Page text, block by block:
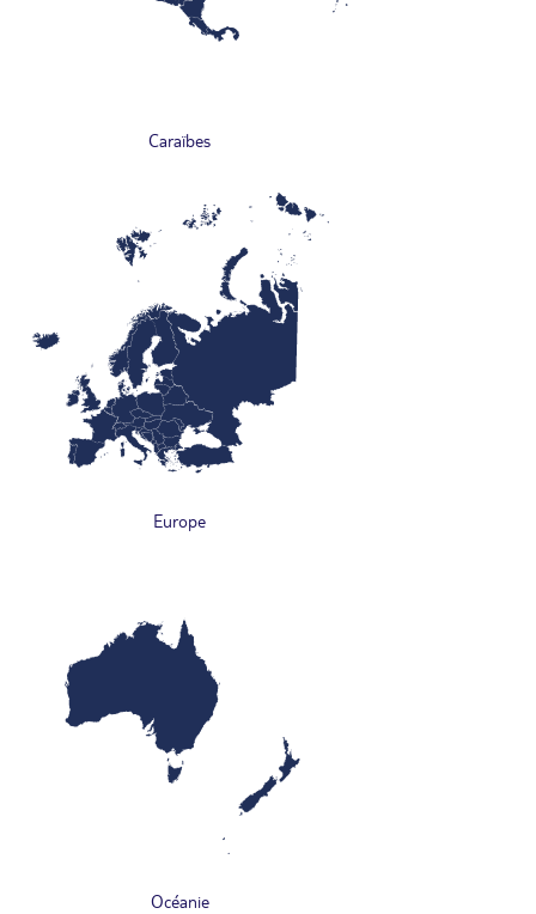
Caraïbes
Europe
Océanie